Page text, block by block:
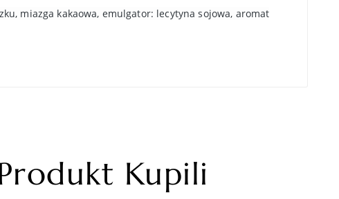
miazga kakaowa, emulgator: lecytyna sojowa, aromat
Kupili